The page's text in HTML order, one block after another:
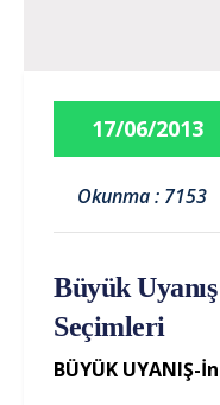
17/06/2013
Okunma : 7153
Büyük
Seçimleri
BÜYÜK UYANIŞ-